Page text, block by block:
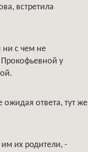
встретила
ни с чем не
у
ответа, тут же
их родители, -